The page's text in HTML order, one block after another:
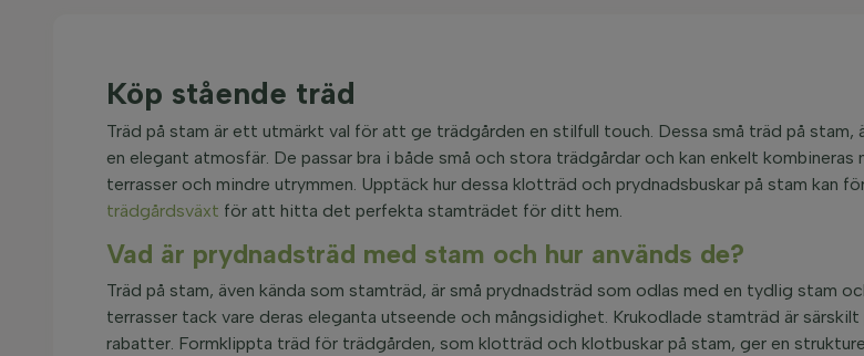
Köp stående träd
Träd på stam är ett utmärkt val för att ge trädgården en stilfull touch. Dessa små träd på
en elegant atmosfär. De passar bra i både små och stora trädgårdar och kan enkelt
terrasser och mindre utrymmen. Upptäck hur dessa klotträd och prydnadsbuskar på stam kan
trädgårdsväxt för att hitta det perfekta stamträdet för ditt hem.
Vad är prydnadsträd med stam och hur används de?
Träd på stam, även kända som stamträd, är små prydnadsträd som odlas med en tydlig stam
terrasser tack vare deras eleganta utseende och mångsidighet. Krukodlade stamträd är
rabatter. Formklippta träd för trädgården, som klotträd och klotbuskar på stam, ger en